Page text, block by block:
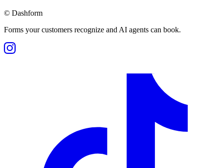
© Dashform
Forms your customers recognize and AI agents can book.